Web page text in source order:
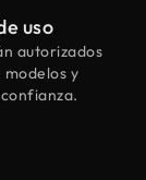
uso
autorizados
y